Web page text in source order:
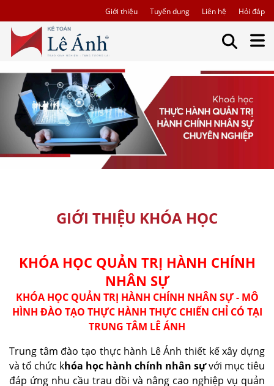
Giới thiệu Tuyển dụng Liên hệ Hỏi đáp
GIỚI THIỆU KHÓA HỌC
KHÓA HỌC QUẢN TRỊ HÀNH CHÍNH
NHÂN SỰ
KHÓA HỌC QUẢN TRỊ HÀNH CHÍNH NHÂN SỰ - MÔ
HÌNH ĐÀO TẠO THỰC HÀNH THỰC CHIẾN CHỈ CÓ TẠI
TRUNG TÂM LÊ ÁNH
Trung tâm đào tạo thực hành Lê Ánh thiết kế xây dựng
và tổ chức khóa học hành chính nhân sựvới mục tiêu
đáp ứng nhu cầu trau dồi và nâng cao nghiệp vụ quản